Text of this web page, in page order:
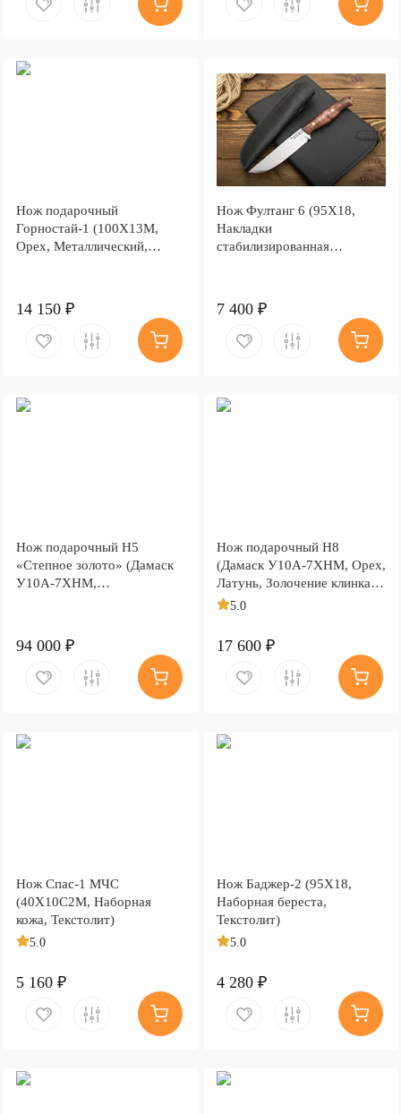
Нож подарочный
Горностай-1 (100Х13М,
Орех, Металлический,
14 150 ₽
Нож Фултанг 6 (95Х18,
Накладки
стабилизированная
7 400 ₽
Нож подарочный Н5
«Степное золото» (Дамаск
У10А-7ХНМ,
гарды и тыльника)
94 000 ₽
Нож подарочный Н8
(Дамаск У10А-7ХНМ, Орех,
Латунь, Золочение клинка
гарды и тыльника)
5.0
17 600 ₽
Нож Спас-1 МЧС
(40Х10С2М, Наборная
кожа, Текстолит)
5.0
5 160 ₽
Нож Баджер-2 (95Х18,
Наборная береста,
Текстолит)
5.0
4 280 ₽